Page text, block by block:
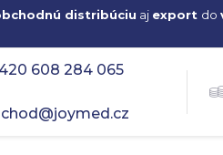
distribúciu aj export do
608 284 065